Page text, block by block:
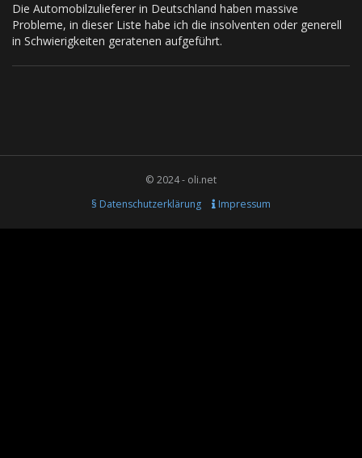
Die Automobilzulieferer in Deutschland haben massive
Probleme, in dieser Liste habe ich die insolventen oder generell
in Schwierigkeiten geratenen aufgeführt.
© 2024 - oli.net
§ Datenschutzerklärung
Impressum